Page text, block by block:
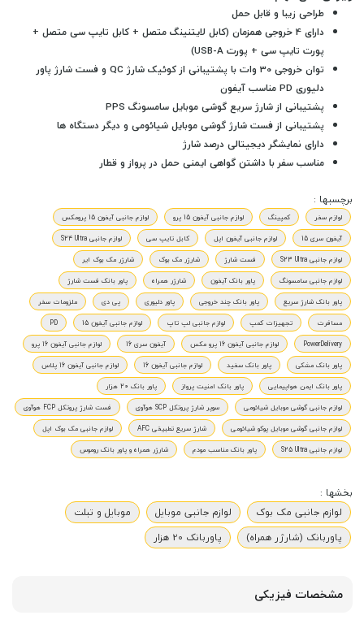
طراحی زیبا و قابل حمل
دارای 4 خروجی همزمان (کابل لایتنینگ متصل + کابل تایپ سی متصل +
پورت تایپ سی + پورت USB-A)
توان خروجی 30 وات با پشتیبانی از کوئیک شارژ QC و فست شارژ پاور
دلیوری PD مناسب آیفون
پشتیبانی از شارژ سریع گوشی موبایل سامسونگ PPS
پشتیبانی از فست شارژ گوشی موبایل شیائومی و دیگر دستگاه ها
دارای نمایشگر دیجیتالی درصد شارژ
مناسب سفر با داشتن گواهی ایمنی حمل در پرواز و قطار
برچسبها :
لوازم سفر کمپینگ لوازم جانبی آیفون 15 پرو
لوازم جانبی آیفون 15 پرومکس
آیفون سری 15
لوازم جانبی آیفون اپل کابل تایپ سی
لوازم جانبی S24 Ultra
لوازم جانبی S23 Ultra
فست شارژ شارژر مک بوک
شارژر مک بوک ایر
لوازم جانبی سامسونگ
پاور بانک آیفون شارژر همراه
پاور بانک فست شارژ
پاور بانک شارژ سریع
پاور بانک چند خروجی پاور دلیوری پی دی
ملزومات سفر
مسافرت
تجهیزات کمپ لوازم جانبی لپ تاپ لوازم جانبی آیفون 15
PD
PowerDelivery
لوازم جانبی آیفون 16 پرو مکس آیفون سری 16
لوازم جانبی آیفون 16 پرو
پاور بانک مشکی
پاور بانک سفید لوازم جانبی آیفون 16
لوازم جانبی آیفون 16 پلاس
پاور بانک ایمن هواپیمایی
پاور بانک امنیت پرواز
پاور بانک 20 هزار
لوازم جانبی گوشی موبایل شیائومی
سوپر شارژ پروتکل SCP هوآوی
فست شارژ پروتکل FCP هوآوی
لوازم جانبی گوشی موبایل پوکو شیائومی
شارژ سریع تطبیقی AFC
لوازم جانبی مک بوک اپل
لوازم جانبی S25 Ultra
پاور بانک مناسب مودم شارژر همراه و پاور بانک روموس
بخشها :
لوازم جانبی مک بوک
لوازم جانبی موبایل
موبایل و تبلت
پاوربانک (شارژر همراه)
پاوربانک 20 هزار
مشخصات فیزیکی